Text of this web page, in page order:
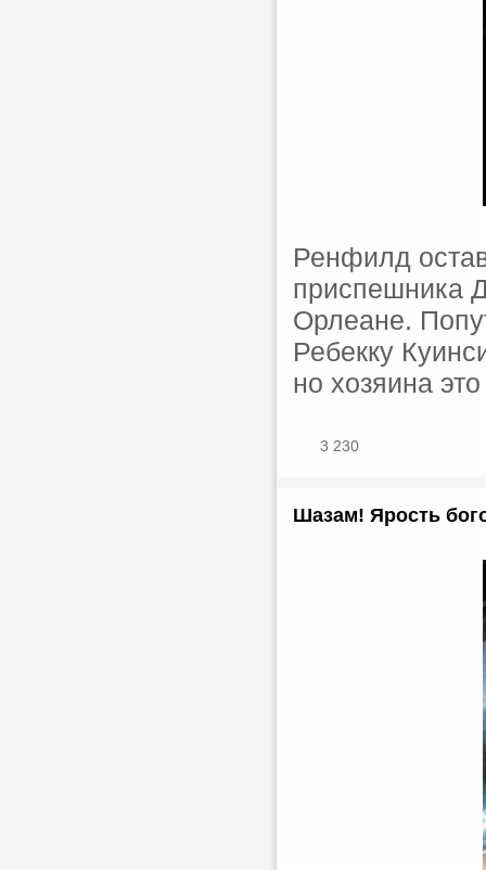
Ренфилд
приспешника
Орлеане.
Ребекку
но хозяина
3 230
Шазам! Ярость